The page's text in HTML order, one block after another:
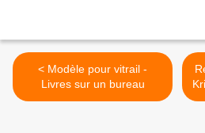
< Modèle pour vitrail -
Livres sur un bureau